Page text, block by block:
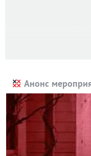
Анонс